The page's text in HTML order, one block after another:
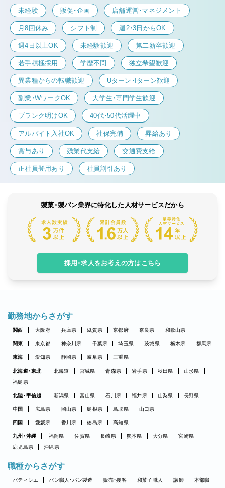
未経験 販促・企画 店舗運営・マネジメント
月8回休み シフト制 週2・3日からOK
週4日以上OK 未経験歓迎 第二新卒歓迎
若手積極採用 学歴不問 独立希望歓迎
異業種からの転職歓迎 Uターン・Iターン歓迎
副業・WワークOK 大学生・専門学生歓迎
ブランク明けOK 40代・50代活躍中
アルバイト入社OK 社保完備 昇給あり
賞与あり 残業代支給 交通費支給
正社員登用あり 社員割引あり
製菓・製パン業界に特化した人材サービスだから
採用・求人をお考えの方はこちら
勤務地からさがす
関西 大阪府 兵庫県 滋賀県 京都府 奈良県 和歌山県
関東 東京都 神奈川県 千葉県 埼玉県 茨城県 栃木県 群馬県
東海 愛知県 静岡県 岐阜県 三重県
北海道・東北 北海道 宮城県 青森県 岩手県 秋田県
山形県
福島県
北陸・甲信越 新潟県 富山県 石川県 福井県 山梨県 長野県
中国 広島県 岡山県 島根県 鳥取県 山口県
四国 愛媛県 香川県 徳島県 高知県
九州・沖縄 福岡県 佐賀県 長崎県 熊本県 大分県
宮崎県
鹿児島県
沖縄県
職種からさがす
パティシエ パン職人・パン製造 販売・接客 和菓子職人 講師
本部職